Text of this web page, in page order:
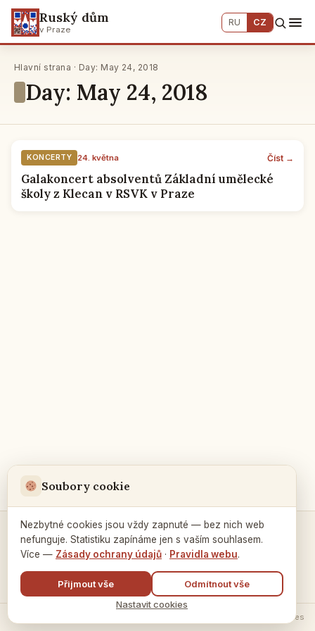
Ruský dům
v Praze
RU CZ
Hlavní strana · Day: May 24, 2018
Day: May 24, 2018
KONCERTY 24. května Číst →
Galakoncert absolventů Základní umělecké
školy z Klecan v RSVK v Praze
Kontakty a spojení →
Nastavení cookies
Soubory cookie
Nezbytné cookies jsou vždy zapnuté — bez nich web
nefunguje. Statistiku zapínáme jen s vaším souhlasem.
Více — Zásady ochrany údajů · Pravidla webu.
Přijmout vše
Odmítnout vše
Nastavit cookies